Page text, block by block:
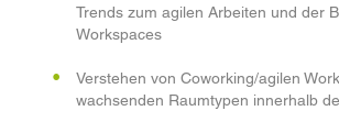
Trends zum agilen Arbeiten und der
Workspaces
Verstehen von Coworking/agilen
wachsenden Raumtypen innerhalb